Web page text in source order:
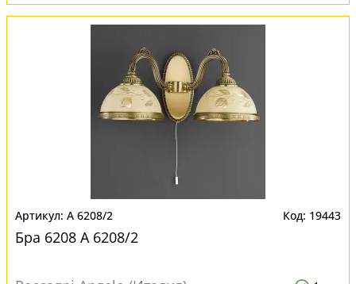
A 6208/2 19443
Бра 6208 A 6208/2